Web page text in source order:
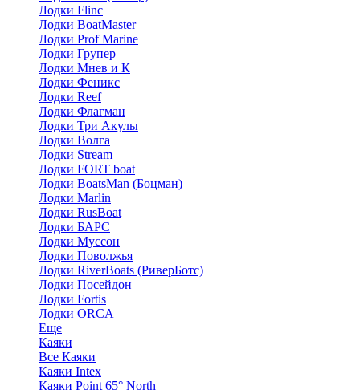
Лодки Flinc
Лодки BoatMaster
Лодки Prof Marine
Лодки Групер
Лодки Мнев и К
Лодки Феникс
Лодки Reef
Лодки Флагман
Лодки Три Акулы
Лодки Волга
Лодки Stream
Лодки FORT boat
Лодки BoatsMan (Боцман)
Лодки Marlin
Лодки RusBoat
Лодки БАРС
Лодки Муссон
Лодки Поволжья
Лодки RiverBoats (РиверБотс)
Лодки Посейдон
Лодки Fortis
Лодки ORCA
Еще
Каяки
Все Каяки
Каяки Intex
Каяки Point 65° North